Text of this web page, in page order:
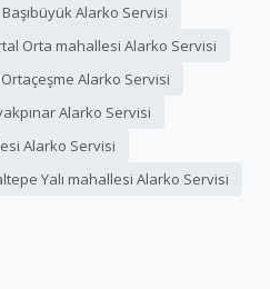
Başıbüyük Alarko Servisi
Orta mahallesi Alarko Servisi
Ortaçeşme Alarko Servisi
Alarko Servisi
Alarko Servisi
Yalı mahallesi Alarko Servisi